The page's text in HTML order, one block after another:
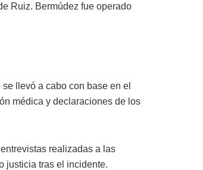
Ruiz. Bermúdez fue operado
llevó a cabo con base en el
médica y declaraciones de los
realizadas a las
justicia tras el incidente.